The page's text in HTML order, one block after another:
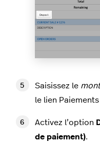
Saisissez le
le lien
Activez l’option
de paiement).